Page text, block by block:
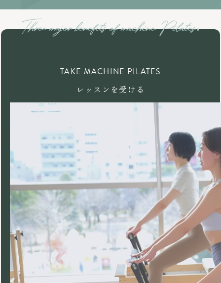
TAKE MACHINE PILATES
レッスンを受ける